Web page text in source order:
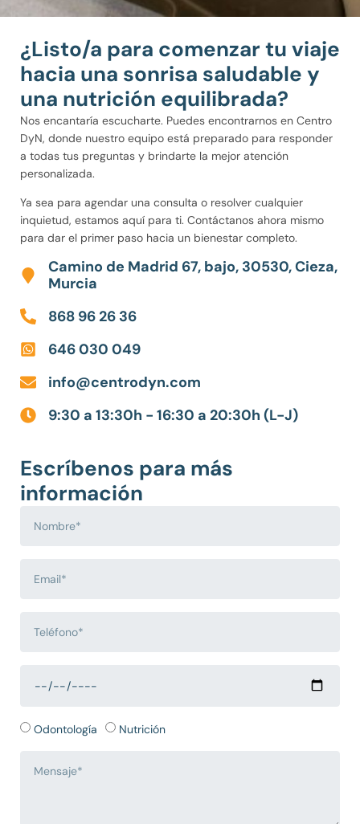
¿Listo/a para comenzar tu viaje
hacia una sonrisa saludable y
una nutrición equilibrada?
Nos encantaría escucharte. Puedes encontrarnos en Centro
DyN, donde nuestro equipo está preparado para responder
a todas tus preguntas y brindarte la mejor atención
personalizada.
Ya sea para agendar una consulta o resolver cualquier
inquietud, estamos aquí para ti. Contáctanos ahora mismo
para dar el primer paso hacia un bienestar completo.
Camino de Madrid 67, bajo, 30530, Cieza,
Murcia
868 96 26 36
646 030 049
info@centrodyn.com
9:30 a 13:30h - 16:30 a 20:30h (L-J)
Escríbenos para más
información
Odontología Nutrición